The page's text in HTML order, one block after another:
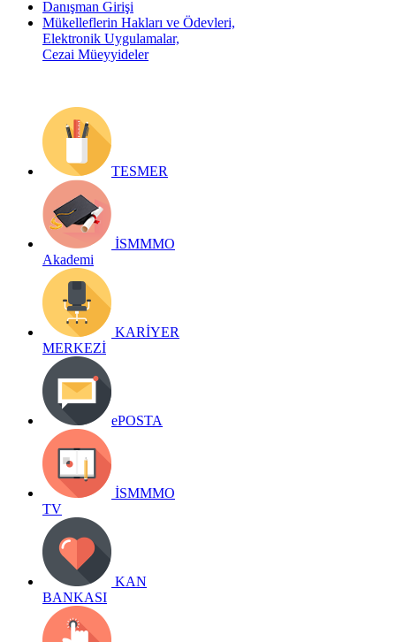
Danışman Girişi
Mükelleflerin Hakları ve Ödevleri,
Elektronik Uygulamalar,
Cezai Müeyyideler
TESMER
İSMMMO
Akademi
KARİYER
MERKEZİ
ePOSTA
İSMMMO
TV
KAN
BANKASI